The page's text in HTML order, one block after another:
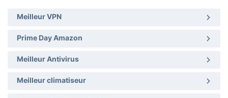
Meilleur VPN
Prime Day Amazon
Meilleur Antivirus
Meilleur climatiseur